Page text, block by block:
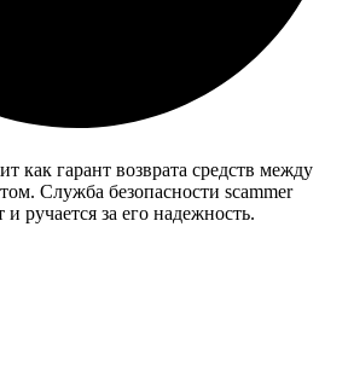
как гарант возврата средств между
Служба безопасности scammer
ручается за его надежность.